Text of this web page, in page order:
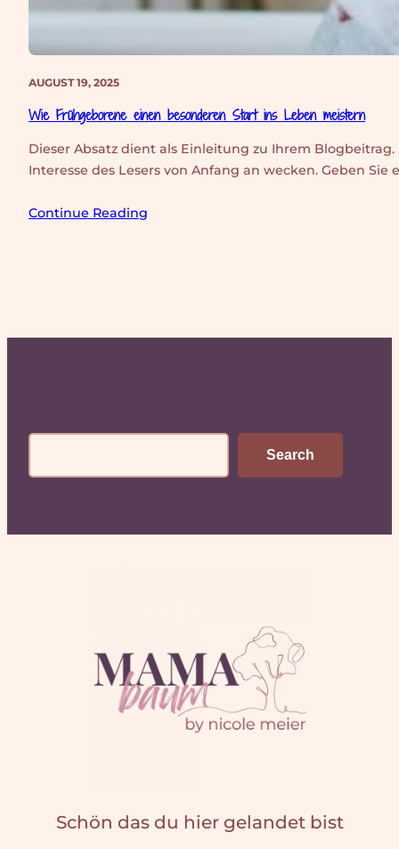
AUGUST 19, 2025
Wie Frühgeborene einen besonderen Start ins Leben meistern
Dieser Absatz dient als Einleitung zu Ihrem
Interesse des Lesers von Anfang an wecken. Geben
Continue Reading
Search
Schön das du hier gelandet bist